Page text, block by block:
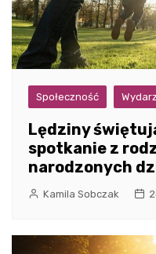
Społeczność
Lędziny
spotkanie z
narodzonych
Kamila Sobczak